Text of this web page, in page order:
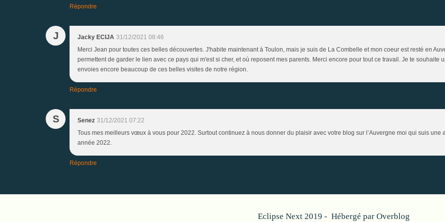
Répondre
J Jacky ECIJA 31/12/2021 08:46
Merci Jean pour toutes ces belles découvertes. J'habite maintenant à Toulon, mais je suis de La Combelle et mon coeur est resté en
permettent de garder le lien avec ce pays qui m'est si cher, et où reposent mes parents. Merci encore pour tout ce travail. Je te
envoies encore beaucoup de ces belles visites de notre région.
Répondre
S Senez 31/12/2021 07:22
Tous mes meilleurs vœux à vous pour 2022. Surtout continuez à nous donner du plaisir avec votre blog sur l’Auvergne moi qui suis
année 2022.
Répondre
Eclipse Next 2019 - Hébergé par Overblog